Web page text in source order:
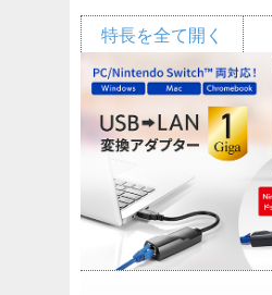
特長を全て開く